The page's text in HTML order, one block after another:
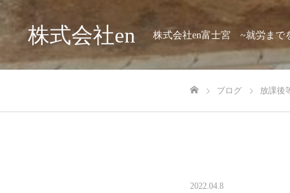
株式会社en 株式会社en富士宮 ~就労まで
ブログ 放課後
2022.04.8